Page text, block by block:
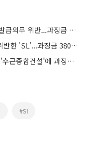
'바디프랜드', 수급사업자에 서면발급의무 위반...과징금 4000만원
수급자업자에게 서면 발급 의무 위반한 'SL'...과징금 3800만원
공정위, 부당 하도급 대금 결정한 '수근종합건설'에 과징금 4200만원
#SI